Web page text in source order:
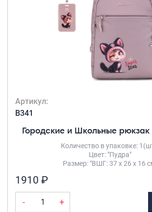
Артикул:
B341
Городские и Школьные
Количество в упаковке:
Цвет: "Пудра"
Размер: "ВШГ: 37 х 26 х 16
1910 ₽
- +